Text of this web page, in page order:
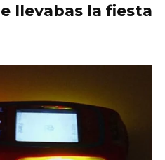
llevabas la fiesta